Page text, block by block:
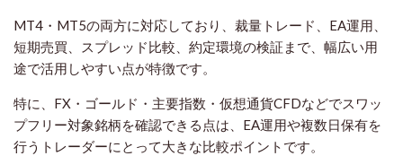
MT4・MT5の両方に対応しており、裁量トレード、EA運用、
短期売買、スプレッド比較、約定環境の検証まで、幅広い用
途で活用しやすい点が特徴です。
特に、FX・ゴールド・主要指数・仮想通貨CFDなどでスワッ
プフリー対象銘柄を確認できる点は、EA運用や複数日保有を
行うトレーダーにとって大きな比較ポイントです。